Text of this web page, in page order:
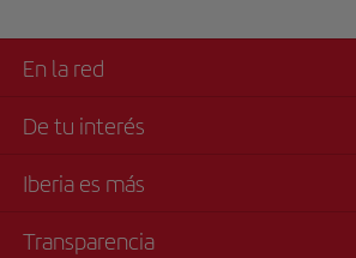
En la red
De tu interés
Iberia es más
Transparencia